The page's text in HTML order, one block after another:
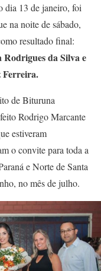
dia 13 de janeiro, foi
na noite de sábado,
resultado final:
da Silva e
Ferreira.
de Bituruna
Rodrigo Marcante
estiveram
o convite para toda a
e Norte de Santa
no mês de julho.